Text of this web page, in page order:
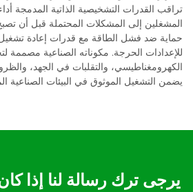
تراقب القدرات التشخيصية الذاتية المدمجة
المشغلين إلى المشكلات المحتملة قبل أن
حماية ضد فشل الطاقة مع قدرات إعادة تشغيل
للإعدادات الحرجة. مكوناته الصناعية مصممة
الكهرومغناطيسي، والتقلبات في الجهد،
يضمن التشغيل الموثوق في البيئات الصناعية
يرجى ترك رسالة لنا إذا